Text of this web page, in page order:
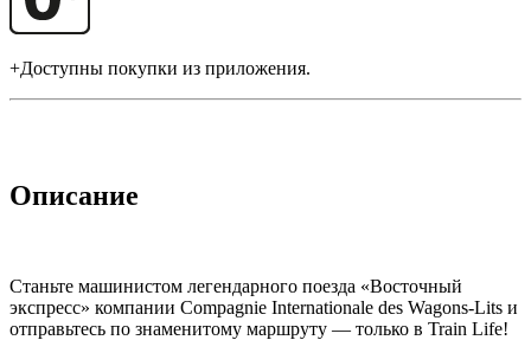
+Доступны покупки из приложения.
Описание
Станьте машинистом легендарного поезда «Восточный
экспресс» компании Compagnie Internationale des Wagons-Lits и
отправьтесь по знаменитому маршруту — только в Train Life!